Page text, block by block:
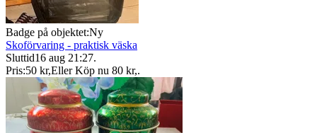
Badge på objektet:Ny
Skoförvaring - praktisk väska
Sluttid16 aug 21:27.
Pris:50 kr,Eller Köp nu 80 kr,.